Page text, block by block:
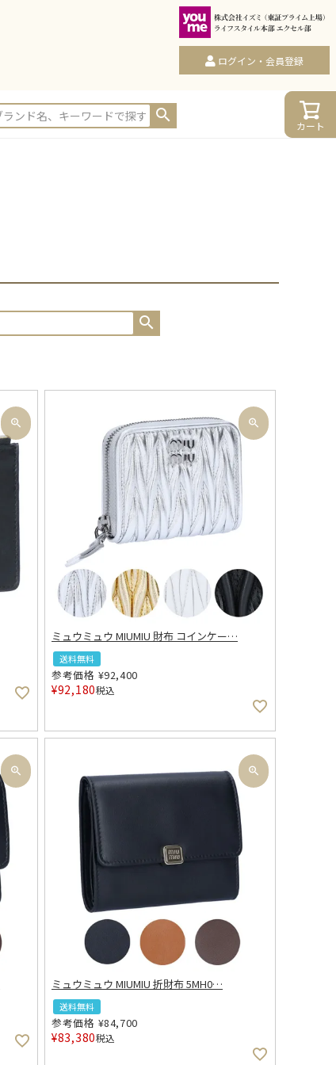
ログイン・会員登録
ミュウミュウ MIUMIU 財布 コインケー…
送料無料
参考価格 ¥92,400
¥92,180税込
ミュウミュウ MIUMIU 折財布 5MH0…
送料無料
参考価格 ¥84,700
¥83,380税込
カート
カート